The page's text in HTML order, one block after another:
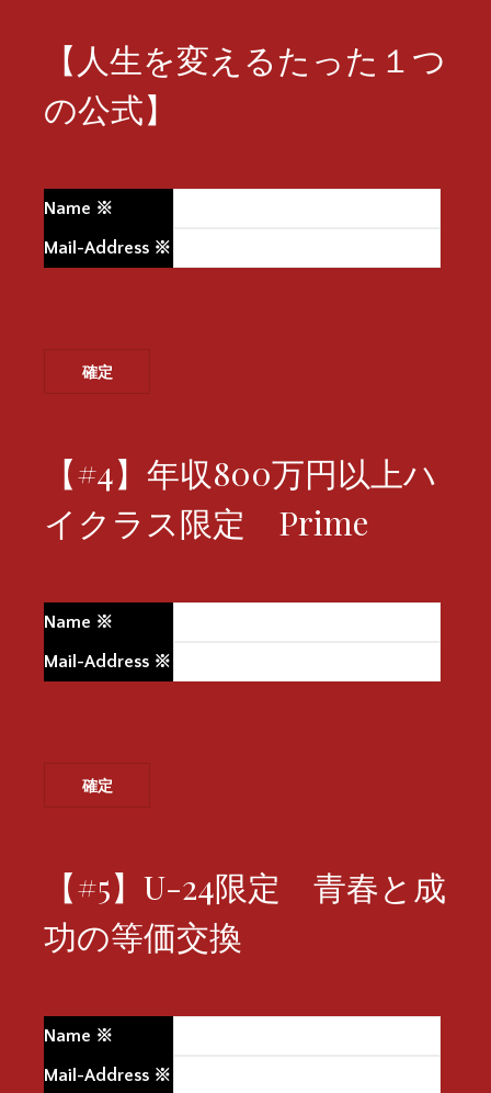
【人生を変えるたった１つ
の公式】
Name ※
Mail-Address ※
【#4】年収800万円以上ハ
イクラス限定 Prime
Name ※
Mail-Address ※
【#5】U-24限定 青春と成
功の等価交換
Name ※
Mail-Address ※